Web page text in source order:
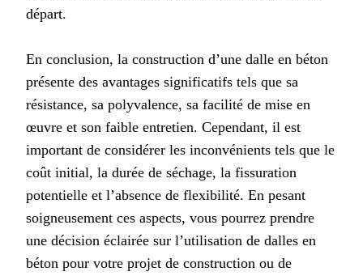
départ.
En conclusion, la construction d’une dalle en béton
présente des avantages significatifs tels que sa
résistance, sa polyvalence, sa facilité de mise en
œuvre et son faible entretien. Cependant, il est
important de considérer les inconvénients tels que le
coût initial, la durée de séchage, la fissuration
potentielle et l’absence de flexibilité. En pesant
soigneusement ces aspects, vous pourrez prendre
une décision éclairée sur l’utilisation de dalles en
béton pour votre projet de construction ou de